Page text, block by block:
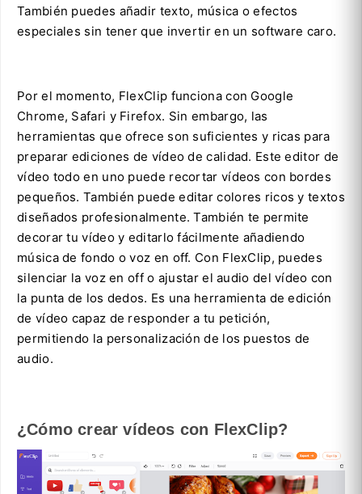
También puedes añadir texto, música o efectos
especiales sin tener que invertir en un software caro.
Por el momento, FlexClip funciona con Google
Chrome, Safari y Firefox. Sin embargo, las
herramientas que ofrece son suficientes y ricas para
preparar ediciones de vídeo de calidad. Este editor de
vídeo todo en uno puede recortar vídeos con bordes
pequeños. También puede editar colores ricos y textos
diseñados profesionalmente. También te permite
decorar tu vídeo y editarlo fácilmente añadiendo
música de fondo o voz en off. Con FlexClip, puedes
silenciar la voz en off o ajustar el audio del vídeo con
la punta de los dedos. Es una herramienta de edición
de vídeo capaz de responder a tu petición,
permitiendo la personalización de los puestos de
audio.
¿Cómo crear vídeos con FlexClip?